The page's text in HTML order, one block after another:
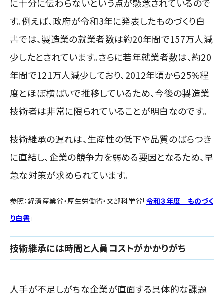
に十分に伝わらないという点が懸念されているので
す。例えば、政府が令和3年に発表したものづくり白
書では、製造業の就業者数は約20年間で157万人減
少したとされています。さらに若年就業者数は、約20
年間で121万人減少しており、2012年頃から25%程
度とほぼ横ばいで推移しているため、今後の製造業
技術者は非常に限られていることが明白なのです。
技術継承の遅れは、生産性の低下や品質のばらつき
に直結し、企業の競争力を弱める要因となるため、早
急な対策が求められています。
参照：経済産業省・厚生労働省・文部科学省「令和３年度 ものづく
り白書」
技術継承には時間と人員コストがかかりがち
人手が不足しがちな企業が直面する具体的な課題